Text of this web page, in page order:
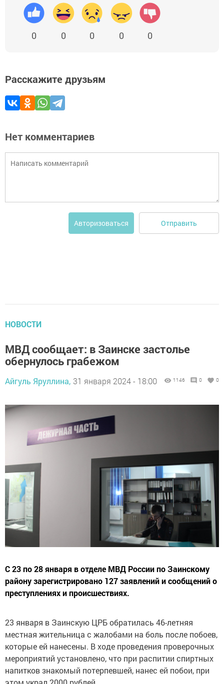
0 0 0 0 0
Расскажите друзьям
Нет комментариев
Авторизоваться Отправить
НОВОСТИ
МВД сообщает: в Заинске застолье
обернулось грабежом
Айгуль Яруллина, 31 января 2024 - 18:00 1146 0 0
С 23 по 28 января в отделе МВД России по Заинскому
району зарегистрировано 127 заявлений и сообщений о
преступлениях и происшествиях.
23 января в Заинскую ЦРБ обратилась 46-летняя
местная жительница с жалобами на боль после побоев,
которые ей нанесены. В ходе проведения проверочных
мероприятий установлено, что при распитии спиртных
напитков знакомый потерпевшей, нанес ей побои, при